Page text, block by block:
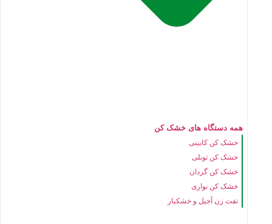
همه دستگاه های خشک کن
خشک کن کابینی
خشک کن تونلی
خشک کن گردان
خشک کن نواری
تفت زن آجیل و خشکبار